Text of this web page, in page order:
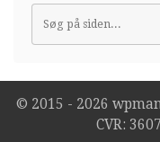
© 2015 - 2026
CVR: